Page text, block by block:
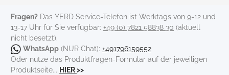
Fragen? Das YERD Service-Telefon ist Werktags von 9-12 und
13-17 Uhr für Sie verfügbar: +49 (0) 7821 58838 30 (aktuell
nicht besetzt).
WhatsApp (NUR Chat): +491796159552
Oder nutze das Produktfragen-Formular auf der jeweiligen
Produktseite... HIER>>